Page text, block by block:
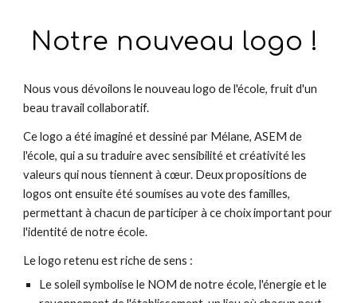
Notre nouveau logo !
Nous vous dévoilons le nouveau logo de l'école, fruit d'un
beau travail collaboratif.
Ce logo a été imaginé et dessiné par Mélane, ASEM de
l'école, qui a su traduire avec sensibilité et créativité les
valeurs qui nous tiennent à cœur. Deux propositions de
logos ont ensuite été soumises au vote des familles,
permettant à chacun de participer à ce choix important pour
l'identité de notre école.
Le logo retenu est riche de sens :
Le soleil symbolise le NOM de notre école, l'énergie et le